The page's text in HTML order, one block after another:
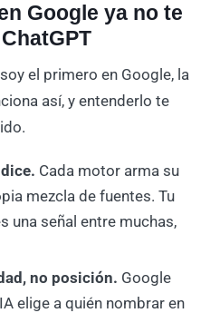
Google ya no te
el primero en Google, la
así, y entenderlo te
Cada motor arma su
mezcla de fuentes. Tu
una señal entre muchas,
no posición. Google
elige a quién nombrar en